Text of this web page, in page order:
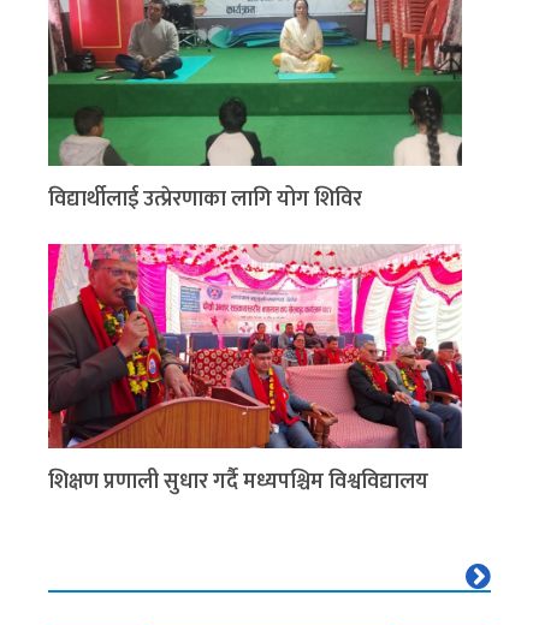
विद्यार्थीलाई उत्प्रेरणाका लागि योग शिविर
शिक्षण प्रणाली सुधार गर्दै मध्यपश्चिम विश्वविद्यालय